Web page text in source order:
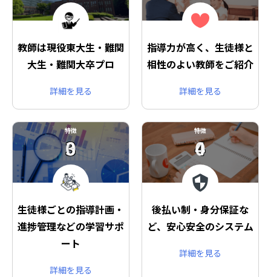
教師は現役東大生・難関
大生・難関大卒プロ
詳細を見る
指導力が高く、生徒様と
相性のよい教師をご紹介
詳細を見る
特徴
03
生徒様ごとの指導計画・
進捗管理などの学習サポ
ート
詳細を見る
特徴
04
後払い制・身分保証な
ど、安心安全のシステム
詳細を見る